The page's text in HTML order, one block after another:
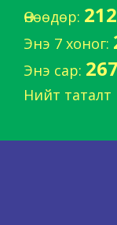
Өнөөдөр: 212
Энэ 7 хоног:
Энэ сар:
Нийт таталт